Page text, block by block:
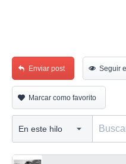
Enviar post Seguir
Marcar como favorito